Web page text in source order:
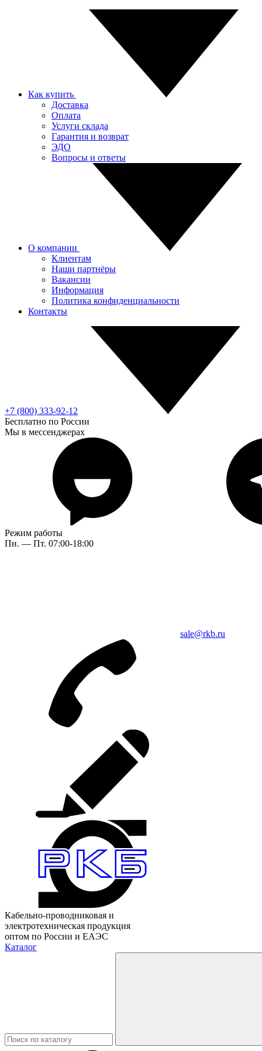
Как купить
Доставка
Оплата
Услуги склада
Гарантия и возврат
ЭДО
Вопросы и ответы
О компании
Клиентам
Наши партнёры
Вакансии
Информация
Политика конфиденциальности
Контакты
+7 (800) 333-92-12
Бесплатно по России
Мы в мессенджерах
Режим работы
Пн. — Пт. 07:00-18:00
sale@rkb.ru
Кабельно-проводниковая и
электротехническая продукция
оптом по России и ЕАЭС
Каталог